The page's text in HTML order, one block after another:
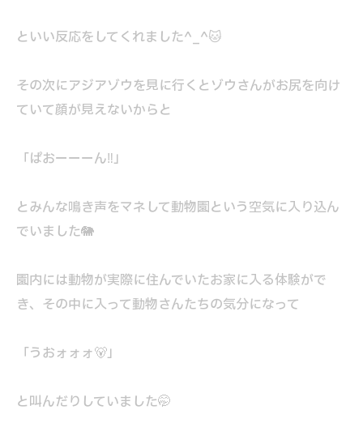
といい反応をしてくれました^_^🐱
その次にアジアゾウを見に行くとゾウさんがお尻を向け
ていて顔が見えないからと
「ぱおーーーん‼️」
とみんな鳴き声をマネして動物園という空気に入り込ん
でいました🐘
園内には動物が実際に住んでいたお家に入る体験がで
き、その中に入って動物さんたちの気分になって
「うおォォォ🐻」
と叫んだりしていました🤭